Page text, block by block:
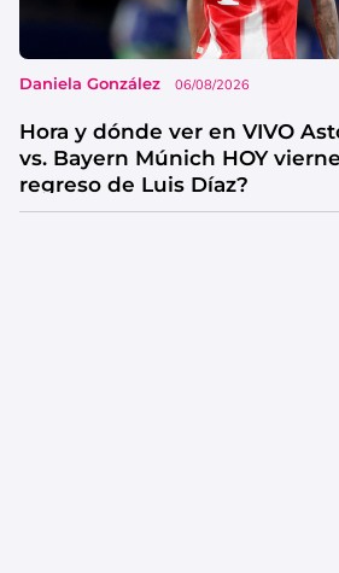
Daniela González 06/08/2026
Hora y dónde ver en VIVO
vs. Bayern Múnich HOY
regreso de Luis Díaz?